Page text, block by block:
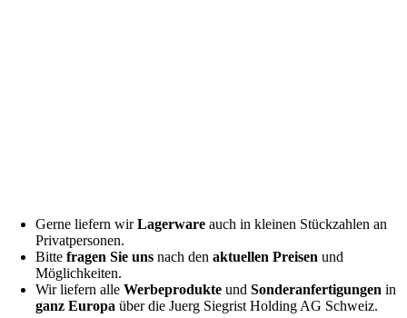
Gerne liefern wirLagerware auch in kleinen Stückzahlen an
Privatpersonen.
Bittefragen Sie uns nach den aktuellen Preisen und
Möglichkeiten.
Wir liefern alleWerbeprodukte undSonderanfertigungen in
ganz Europa über die Juerg Siegrist Holding AG Schweiz.